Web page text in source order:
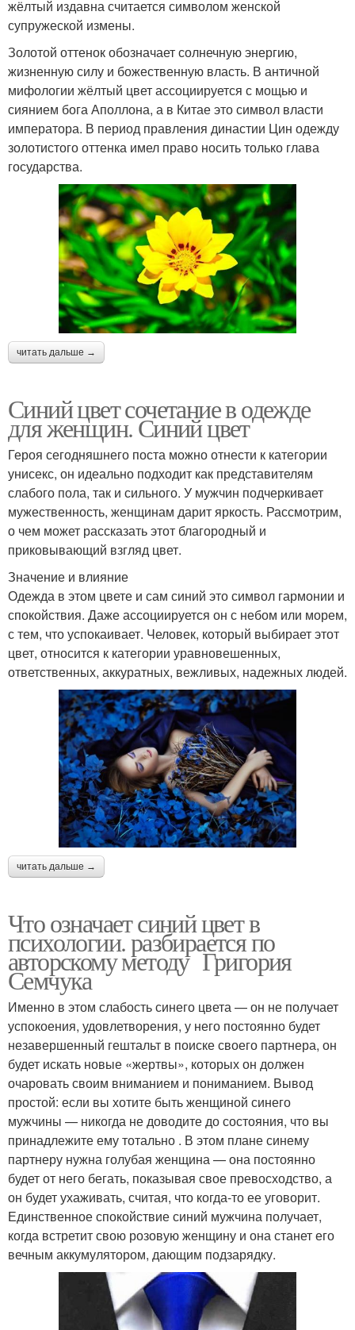
жёлтый издавна считается символом женской
супружеской измены.
Золотой оттенок обозначает солнечную энергию,
жизненную силу и божественную власть. В античной
мифологии жёлтый цвет ассоциируется с мощью и
сиянием бога Аполлона, а в Китае это символ власти
императора. В период правления династии Цин одежду
золотистого оттенка имел право носить только глава
государства.
читать дальше →
Синий цвет сочетание в одежде
для женщин. Синий цвет
Героя сегодняшнего поста можно отнести к категории
унисекс, он идеально подходит как представителям
слабого пола, так и сильного. У мужчин подчеркивает
мужественность, женщинам дарит яркость. Рассмотрим,
о чем может рассказать этот благородный и
приковывающий взгляд цвет.
Значение и влияние
Одежда в этом цвете и сам синий это символ гармонии и
спокойствия. Даже ассоциируется он с небом или морем,
с тем, что успокаивает. Человек, который выбирает этот
цвет, относится к категории уравновешенных,
ответственных, аккуратных, вежливых, надежных людей.
читать дальше →
Что означает синий цвет в
психологии. разбирается по
авторскому методу Григория
Семчука
Именно в этом слабость синего цвета — он не получает
успокоения, удовлетворения, у него постоянно будет
незавершенный гештальт в поиске своего партнера, он
будет искать новые «жертвы», которых он должен
очаровать своим вниманием и пониманием. Вывод
простой: если вы хотите быть женщиной синего
мужчины — никогда не доводите до состояния, что вы
принадлежите ему тотально . В этом плане синему
партнеру нужна голубая женщина — она постоянно
будет от него бегать, показывая свое превосходство, а
он будет ухаживать, считая, что когда-то ее уговорит.
Единственное спокойствие синий мужчина получает,
когда встретит свою розовую женщину и она станет его
вечным аккумулятором, дающим подзарядку.